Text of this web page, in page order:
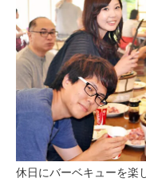
休日にバーベキューを楽